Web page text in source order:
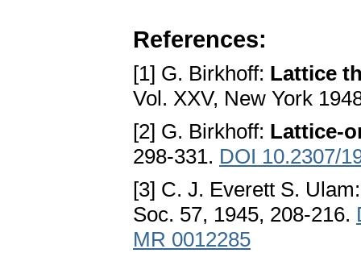
References:
[1] G. Birkhoff: Lattice
Vol. XXV, New York
[2] G. Birkhoff: Lattice-
298-331. DOI 10.2307/
[3] С. J. Everett S.
Soc. 57, 1945, 208-216.
MR 0012285